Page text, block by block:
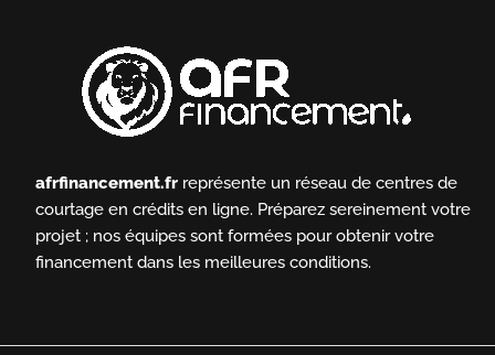
afrfinancement.fr représente un réseau de centres de
courtage en crédits en ligne. Préparez sereinement votre
projet ; nos équipes sont formées pour obtenir votre
financement dans les meilleures conditions.